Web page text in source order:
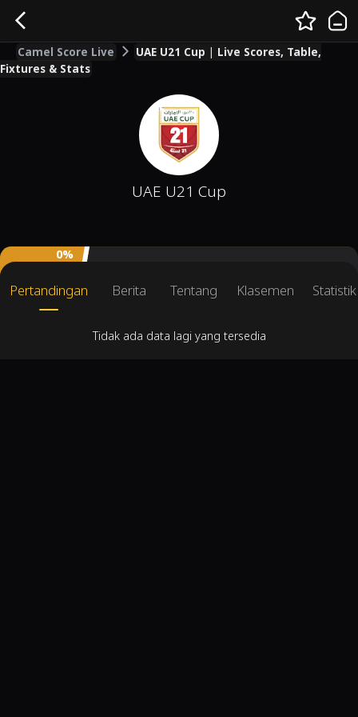
Camel Score Live
UAE U21 Cup | Live Scores, Table,
Fixtures & Stats
UAE U21 Cup
0%
Pertandingan Berita Tentang Klasemen
Tidak ada data lagi yang tersedia